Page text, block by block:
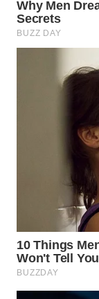
WN
PRIANGAN
TIMUR
BOROBUDUR
WN
MADURA
WN